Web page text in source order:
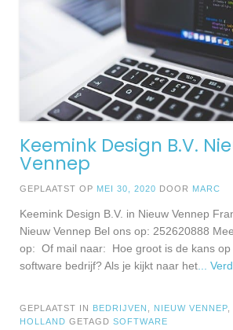
Keemink Design B.V.
Vennep
GEPLAATST OP MEI 30, 2020 DOOR MARC
Keemink Design B.V. in Nieuw Vennep
Nieuw Vennep Bel ons op: 252620888
op: Of mail naar: Hoe groot is de kans op
software bedrijf? Als je kijkt naar het ...
GEPLAATST IN BEDRIJVEN NIEUW VENNEP
HOLLAND GETAGD SOFTWARE